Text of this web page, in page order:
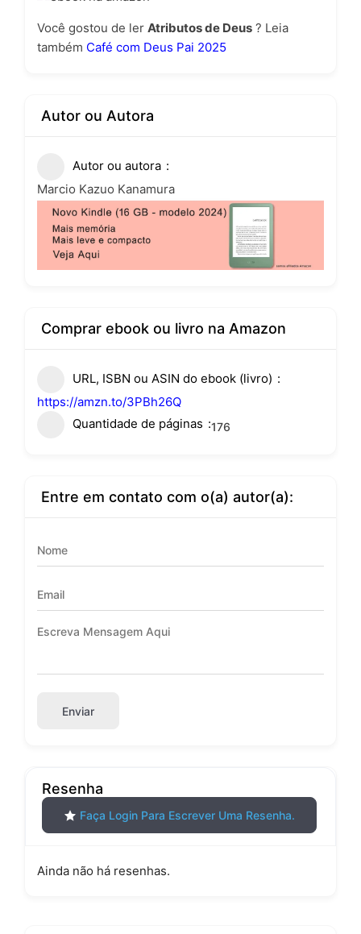
Você gostou de ler Atributos de Deus ? Leia
também Café com Deus Pai 2025
Autor ou Autora
Autor ou autora
Marcio Kazuo Kanamura
Comprar ebook ou livro na Amazon
URL, ISBN ou ASIN do ebook (livro)
https://amzn.to/3PBh26Q
Quantidade de páginas
176
Entre em contato com o(a) autor(a):
Enviar
Resenha
Faça Login Para Escrever Uma Resenha.
Ainda não há resenhas.